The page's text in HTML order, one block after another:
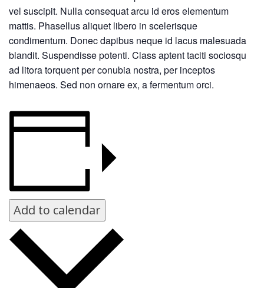
vel suscipit. Nulla consequat arcu id eros elementum
mattis. Phasellus aliquet libero in scelerisque
condimentum. Donec dapibus neque id lacus malesuada
blandit. Suspendisse potenti. Class aptent taciti sociosqu
ad litora torquent per conubia nostra, per inceptos
himenaeos. Sed non ornare ex, a fermentum orci.
Add to calendar